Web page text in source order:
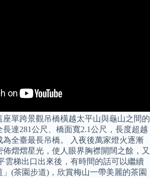
單跨景觀吊橋橫越太平山與龜山之間的
達281公尺、橋面寬2.1公尺，長度超越
為全臺最長吊橋。 入夜後萬家燈火逐漸
熠熠星光，使人眼界胸襟開闊之餘，又
雲梯出口出來後，有時間的話可以繼續
」(茶園步道)，欣賞梅山一帶美麗的茶園